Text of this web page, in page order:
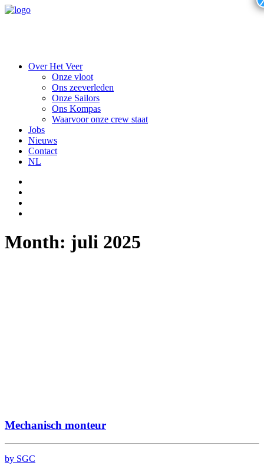
Over Het Veer
Onze vloot
Ons zeeverleden
Onze Sailors
Ons Kompas
Waarvoor onze crew staat
Jobs
Nieuws
Contact
NL
Month: juli 2025
Mechanisch monteur
by SGC